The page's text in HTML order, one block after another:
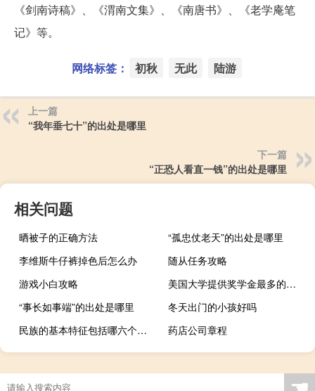
《剑南诗稿》、《渭南文集》、《南唐书》、《老学庵笔
记》等。
网络标签： 初秋 无此 陆游
上一篇
“我年垂七十”的出处是哪里
下一篇
“正恐人看直一钱”的出处是哪里
相关问题
晒被子的正确方法
“孤忠仗老天”的出处是哪里
李维斯牛仔裤掉色后怎么办
随从任务攻略
游戏小白攻略
美国大学提供奖学金最多的大学有哪些
“事长如事端”的出处是哪里
冬天出门的小孩好吗
民族的基本特征包括哪六个特点
药店公司章程